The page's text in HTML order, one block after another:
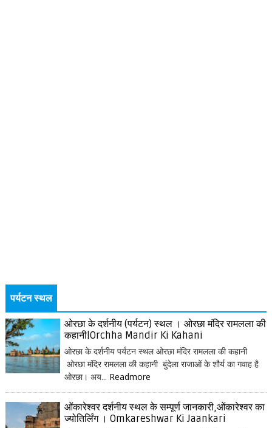
पर्यटन स्थल
ओरछा के दर्शनीय (पर्यटन) स्थल । ओरछा मंदिर रामलला की
कहानी|Orchha Mandir Ki Kahani
ओरछा के दर्शनीय पर्यटन स्थल ओरछा मंदिर रामलला की कहानी
ओरछा मंदिर रामलला की कहानी बुंदेला राजाओं के शौर्य का गवाह है
ओरछा। अय... Readmore
ओंकारेश्वर दर्शनीय स्थल के सम्पूर्ण जानकारी,ओंकारेश्वर का
ज्योतिर्लिंग । Omkareshwar Ki Jaankari